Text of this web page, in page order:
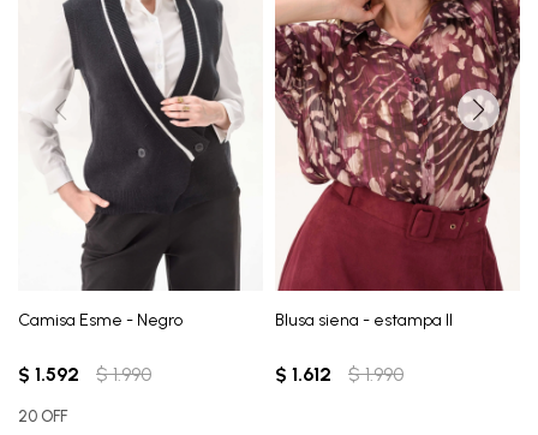
Camisa Esme - Negro
$ 1.592 $ 1.990
20 OFF
Blusa siena - estampa II
$ 1.612 $ 1.990